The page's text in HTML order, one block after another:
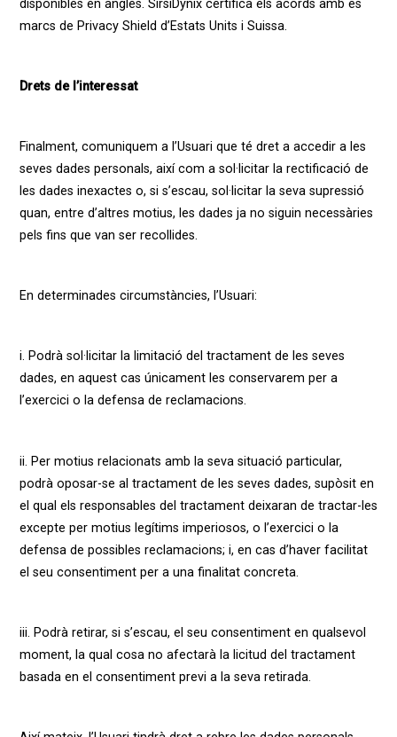
disponibles en anglès. SirsiDynix certifica els acords amb es
marcs de Privacy Shield d’Estats Units i Suissa.
Drets de l’interessat
Finalment, comuniquem a l’Usuari que té dret a accedir a les
seves dades personals, així com a sol·licitar la rectificació de
les dades inexactes o, si s’escau, sol·licitar la seva supressió
quan, entre d’altres motius, les dades ja no siguin necessàries
pels fins que van ser recollides.
En determinades circumstàncies, l’Usuari:
i. Podrà sol·licitar la limitació del tractament de les seves
dades, en aquest cas únicament les conservarem per a
l’exercici o la defensa de reclamacions.
ii. Per motius relacionats amb la seva situació particular,
podrà oposar-se al tractament de les seves dades, supòsit en
el qual els responsables del tractament deixaran de tractar-les
excepte per motius legítims imperiosos, o l’exercici o la
defensa de possibles reclamacions; i, en cas d’haver facilitat
el seu consentiment per a una finalitat concreta.
iii. Podrà retirar, si s’escau, el seu consentiment en qualsevol
moment, la qual cosa no afectarà la licitud del tractament
basada en el consentiment previ a la seva retirada.